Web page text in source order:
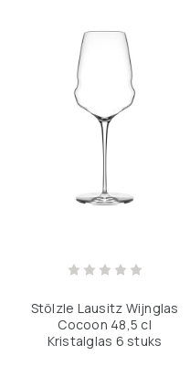
Stölzle Lausitz Wijnglas
Cocoon 48,5 cl
Kristalglas 6 stuks